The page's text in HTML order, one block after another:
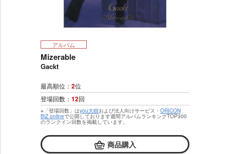
アルバム
Mizerable
Gackt
最高順位： 2位
登場回数： 12回
※「登場回数」はyou大樹および法人向けサービス・ ORICON
BiZ onlineで公開しております週間アルバムランキングTOP300
のランクイン回数を掲載しています。
商品購入